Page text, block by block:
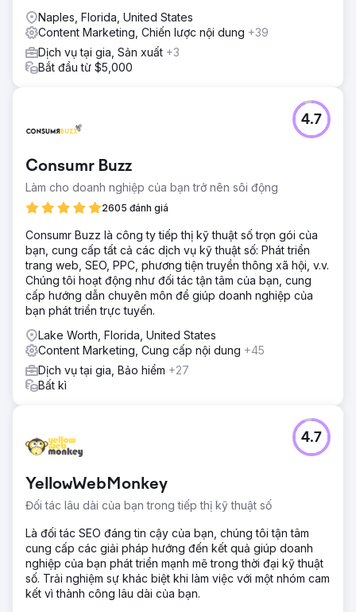
Naples, Florida, United States
Content Marketing, Chiến lược nội dung +39
Dịch vụ tại gia, Sản xuất +3
Bắt đầu từ $5,000
Consumr Buzz
Làm cho doanh nghiệp của bạn trở nên sôi động
2605 đánh giá
4.7
Consumr Buzz là công ty tiếp thị kỹ thuật số trọn gói của
bạn, cung cấp tất cả các dịch vụ kỹ thuật số: Phát triển
trang web, SEO, PPC, phương tiện truyền thông xã hội, v.v.
Chúng tôi hoạt động như đối tác tận tâm của bạn, cung
cấp hướng dẫn chuyên môn để giúp doanh nghiệp của
bạn phát triển trực tuyến.
Lake Worth, Florida, United States
Content Marketing, Cung cấp nội dung +45
Dịch vụ tại gia, Bảo hiểm +27
Bất kì
YellowWebMonkey
Đối tác lâu dài của bạn trong tiếp thị kỹ thuật số
4.7
Là đối tác SEO đáng tin cậy của bạn, chúng tôi tận tâm
cung cấp các giải pháp hướng đến kết quả giúp doanh
nghiệp của bạn phát triển mạnh mẽ trong thời đại kỹ thuật
số. Trải nghiệm sự khác biệt khi làm việc với một nhóm cam
kết vì thành công lâu dài của bạn.